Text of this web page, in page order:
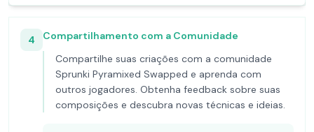
4
Compartilhamento com a Comunidade
Compartilhe suas criações com a comunidade
Sprunki Pyramixed Swapped e aprenda com
outros jogadores. Obtenha feedback sobre suas
composições e descubra novas técnicas e ideias.